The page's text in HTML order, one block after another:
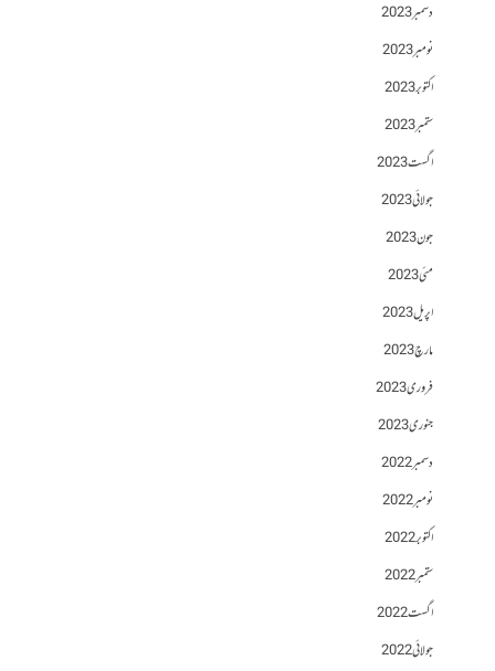
دسمبر 2023
نومبر 2023
اکتوبر 2023
ستمبر 2023
اگست 2023
جولائی 2023
جون 2023
مئی 2023
اپریل 2023
مارچ 2023
فروری 2023
جنوری 2023
دسمبر 2022
نومبر 2022
اکتوبر 2022
ستمبر 2022
اگست 2022
جولائی 2022